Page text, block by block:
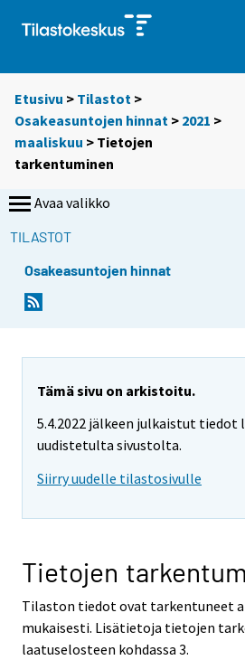
Etusivu > Tilastot >
Osakeasuntojen hinnat > 2021 >
maaliskuu > Tietojen
tarkentuminen
Avaa valikko
TILASTOT
Osakeasuntojen hinnat
Tämä sivu on arkistoitu.
5.4.2022 jälkeen julkaistut tiedot
uudistetulta sivustolta.
Siirry uudelle tilastosivulle
Tietojen
Tilaston tiedot ovat tarkentuneet
mukaisesti. Lisätietoja tietojen
laatuselosteen kohdassa 3.